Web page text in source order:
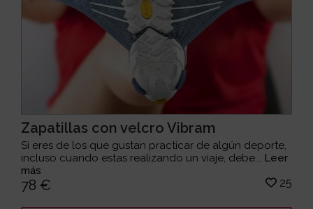
Zapatillas con velcro Vibram
Si eres de los que gustan practicar de algún deporte,
incluso cuando estas realizando un viaje, debe... Leer
más
78 € 25